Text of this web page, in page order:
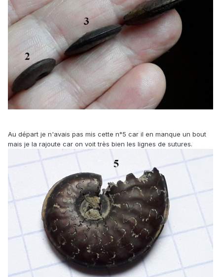
Au départ je n'avais pas mis cette n°5 car il en manque un bout
mais je la rajoute car on voit très bien les lignes de sutures.